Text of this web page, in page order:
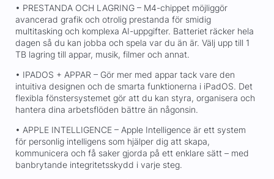
• PRESTANDA OCH LAGRING – M4-chippet möjliggör
avancerad grafik och otrolig prestanda för smidig
multitasking och komplexa AI-uppgifter. Batteriet räcker hela
dagen så du kan jobba och spela var du än är. Välj upp till 1
TB lagring till appar, musik, filmer och annat.
• IPADOS + APPAR – Gör mer med appar tack vare den
intuitiva designen och de smarta funktionerna i iPadOS. Det
flexibla fönstersystemet gör att du kan styra, organisera och
hantera dina arbetsflöden bättre än någonsin.
• APPLE INTELLIGENCE – Apple Intelligence är ett system
för personlig intelligens som hjälper dig att skapa,
kommunicera och få saker gjorda på ett enklare sätt – med
banbrytande integritetsskydd i varje steg.